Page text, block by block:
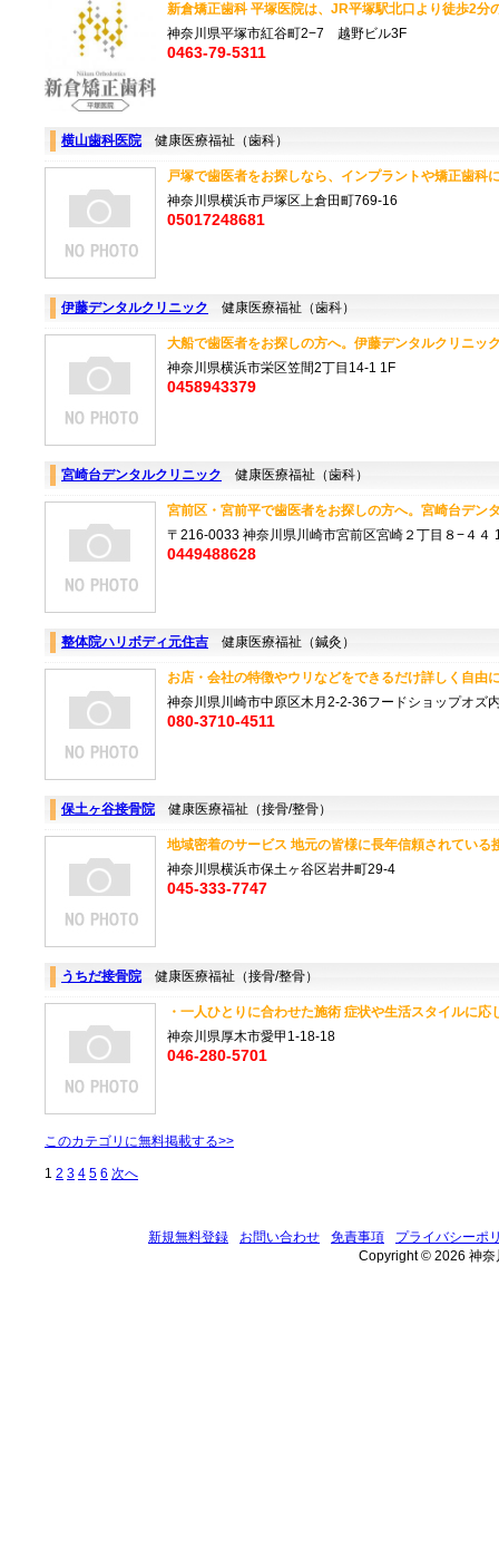
新倉矯正歯科 平塚医院は、JR平塚駅北口より徒歩2分
神奈川県平塚市紅谷町2−7 越野ビル3F
0463-79-5311
横山歯科医院 健康医療福祉（歯科）
戸塚で歯医者をお探しなら、インプラントや矯正歯科
神奈川県横浜市戸塚区上倉田町769-16
05017248681
伊藤デンタルクリニック 健康医療福祉（歯科）
大船で歯医者をお探しの方へ。伊藤デンタルクリニッ
神奈川県横浜市栄区笠間2丁目14-1 1F
0458943379
宮崎台デンタルクリニック 健康医療福祉（歯科）
宮前区・宮前平で歯医者をお探しの方へ。宮崎台デン
〒216-0033 神奈川県川崎市宮前区宮崎２丁目８−４４
0449488628
整体院ハリボディ元住吉 健康医療福祉（鍼灸）
お店・会社の特徴やウリなどをできるだけ詳しく自由
神奈川県川崎市中原区木月2-2-36フードショップオズ
080-3710-4511
保土ヶ谷接骨院 健康医療福祉（接骨/整骨）
地域密着のサービス 地元の皆様に長年信頼されている
神奈川県横浜市保土ヶ谷区岩井町29-4
045-333-7747
うちだ接骨院 健康医療福祉（接骨/整骨）
・一人ひとりに合わせた施術 症状や生活スタイルに応
神奈川県厚木市愛甲1-18-18
046-280-5701
このカテゴリに無料掲載する>>
1 2 3 4 5 6 次へ
新規無料登録 お問い合わせ 免責事項
プライバシーポ
Copyright © 2026 神奈